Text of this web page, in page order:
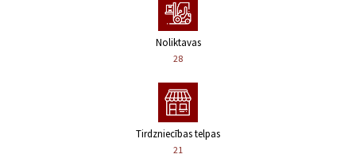
Noliktavas
28
Tirdzniecības telpas
21